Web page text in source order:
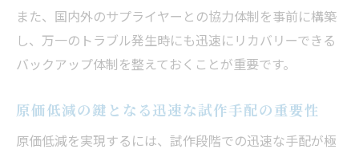
また、国内外のサプライヤーとの協力体制を事前に構築
し、万一のトラブル発生時にも迅速にリカバリーできる
バックアップ体制を整えておくことが重要です。
原価低減の鍵となる迅速な試作手配の重要性
原価低減を実現するには、試作段階での迅速な手配が極